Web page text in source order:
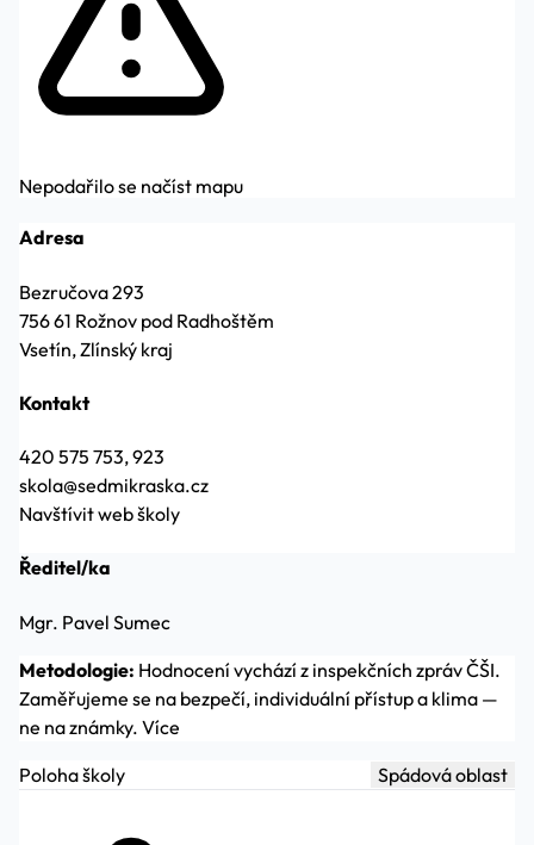
Nepodařilo se načíst mapu
Adresa
Bezručova 293
756 61 Rožnov pod Radhoštěm
Vsetín, Zlínský kraj
Kontakt
420 575 753, 923
skola@sedmikraska.cz
Navštívit web školy
Ředitel/ka
Mgr. Pavel Sumec
Metodologie: Hodnocení vychází z inspekčních zpráv ČŠI.
Zaměřujeme se na bezpečí, individuální přístup a klima —
ne na známky. Více
Poloha školy
Spádová oblast